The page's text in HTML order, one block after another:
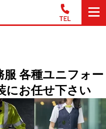
服 各種ユニフォー
にお任せ下さい